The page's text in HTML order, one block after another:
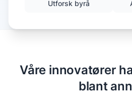
Utforsk byrå
Våre innovatører
blant